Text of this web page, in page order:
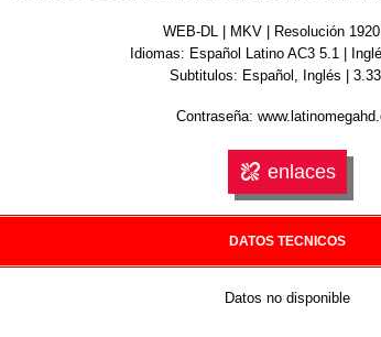
WEB-DL | MKV | Resolución
Idiomas: Español Latino AC3 5.1 |
Subtitulos: Español,
Inglés |
Contraseña:
enlaces
DATOS TECNICOS
Datos no disponible